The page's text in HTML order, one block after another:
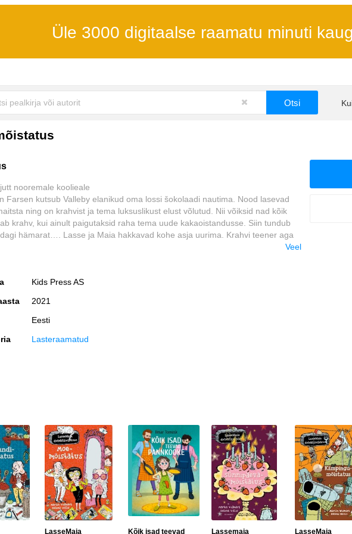
Üle 3000 digitaalse raamatu minuti
nooremale koolieale
Farsen kutsub Valleby elanikud oma lossi šokolaadi nautima. Nood lasevad
ning on krahvist ja tema luksuslikust elust võlutud. Nii võiksid nad kõik
krahv, kui ainult paigutaksid raha tema uude kakaoistandusse. Siin tundub
hämarat…. Lasse ja Maia hakkavad kohe asja uurima. Krahvi teener aga
Veel
Kids Press AS
2021
Eesti
Lasteraamatud
LasseMaia Kõik isad teevad Lassemaia LasseMaia